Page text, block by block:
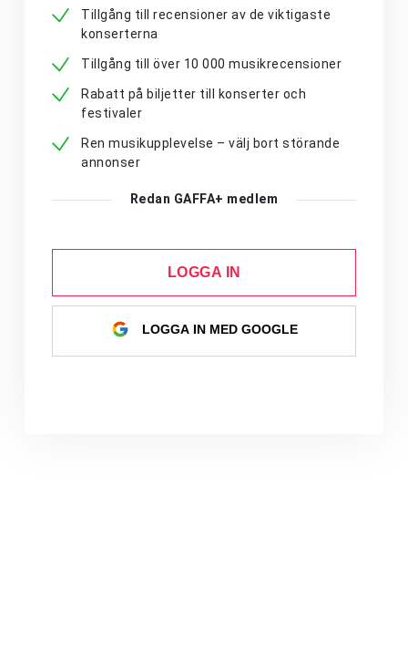
Tillgång till recensioner av de viktigaste
konserterna
Tillgång till över 10 000 musikrecensioner
Rabatt på biljetter till konserter och
festivaler
Ren musikupplevelse – välj bort störande
annonser
Redan GAFFA+ medlem
LOGGA IN
LOGGA IN MED GOOGLE